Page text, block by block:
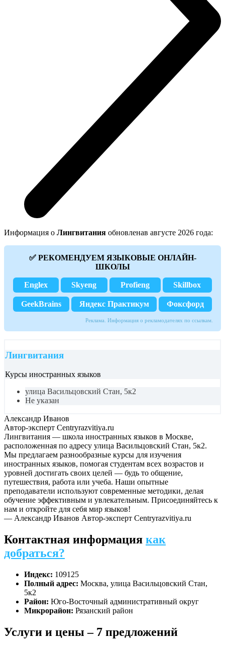
Информация о Лингвитания обновленав августе 2026 года:
✅ РЕКОМЕНДУЕМ ЯЗЫКОВЫЕ ОНЛАЙН-
ШКОЛЫ
Englex Skyeng Profieng Skillbox
GeekBrains Яндекс Практикум Фоксфорд
Реклама. Информация о рекламодателях по ссылкам.
Лингвитания
Курсы иностранных языков
улица Васильцовский Стан, 5к2
Не указан
Александр Иванов
Автор-эксперт Centryrazvitiya.ru
Лингвитания — школа иностранных языков в Москве,
расположенная по адресу улица Васильцовский Стан, 5к2.
Мы предлагаем разнообразные курсы для изучения
иностранных языков, помогая студентам всех возрастов и
уровней достигать своих целей — будь то общение,
путешествия, работа или учеба. Наши опытные
преподаватели используют современные методики, делая
обучение эффективным и увлекательным. Присоединяйтесь к
нам и откройте для себя мир языков!
— Александр Иванов Автор-эксперт Centryrazvitiya.ru
Контактная информация как
добраться?
Индекс: 109125
Полный адрес: Москва, улица Васильцовский Стан,
5к2
Район: Юго-Восточный административный округ
Микрорайон: Рязанский район
Услуги и цены – 7 предложений